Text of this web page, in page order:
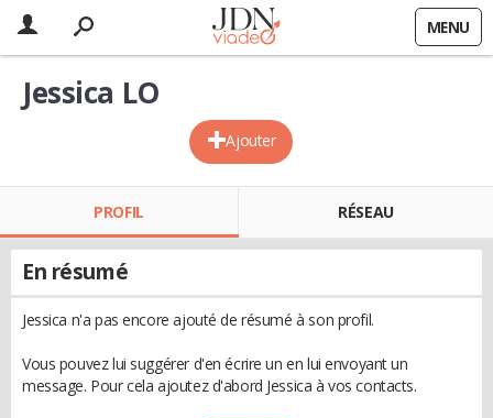
MENU
Ajouter
Jessica LO
PROFIL RÉSEAU
En résumé
Jessica n'a pas encore ajouté de résumé à son profil.
Vous pouvez lui suggérer d'en écrire un en lui envoyant un
message. Pour cela ajoutez d'abord Jessica à vos contacts.